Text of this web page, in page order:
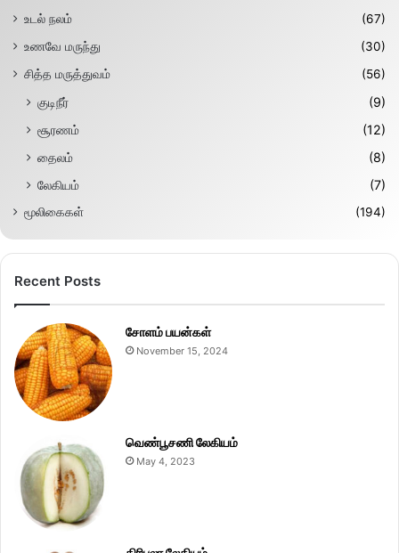
உடல் நலம்
(67)
உணவே மருந்து
(30)
சித்த மருத்துவம்
(56)
குடிநீர்
(9)
சூரணம்
(12)
தைலம்
(8)
லேகியம்
(7)
மூலிகைகள் (194)
Recent Posts
சோளம் பயன்கள்
November 15, 2024
வெண்பூசணி லேகியம்
May 4, 2023